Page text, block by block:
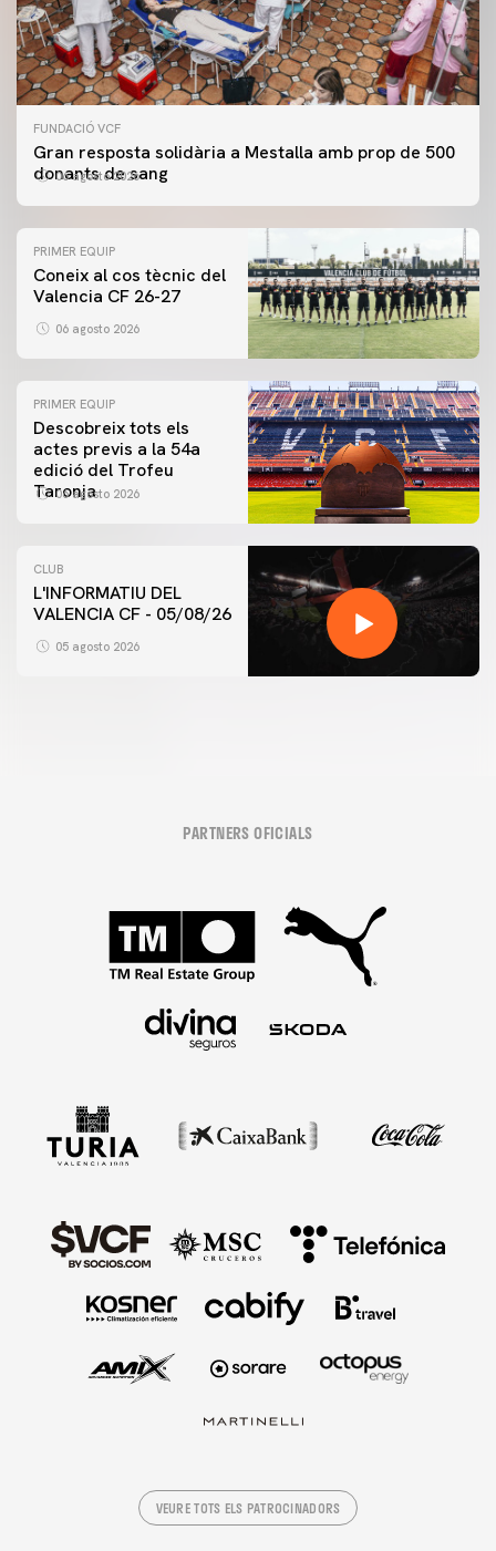
FUNDACIÓ VCF
Gran resposta solidària a Mestalla amb prop de 500
donants de sang
06 agosto 2026
PRIMER EQUIP
Coneix al cos tècnic del
Valencia CF 26-27
06 agosto 2026
PRIMER EQUIP
Descobreix tots els
actes previs a la 54a
edició del Trofeu
Taronja
06 agosto 2026
CLUB
L'INFORMATIU DEL
VALENCIA CF - 05/08/26
05 agosto 2026
PARTNERS OFICIALS
VEURE TOTS ELS PATROCINADORS